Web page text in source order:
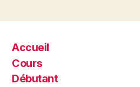
Accueil
Cours
Débutant